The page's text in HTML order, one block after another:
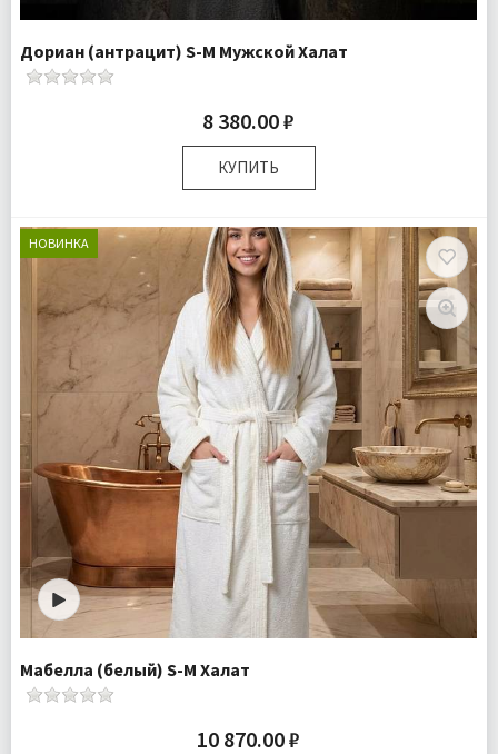
Дориан (антрацит) S-M Мужской Халат
8 380.00 ₽
КУПИТЬ
Плотность:
140 гр.м
Халат 1 шт
Бесплатно
НОВИНКА
Мабелла (белый) S-M Халат
10 870.00 ₽